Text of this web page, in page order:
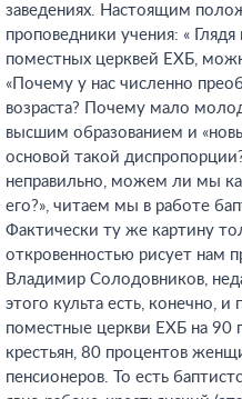
заведениях. Настоящим
проповедники учения: «
поместных церквей ЕХБ,
«Почему у нас численно
возраста? Почему мало
высшим образованием и
основой такой
неправильно, можем ли мы
его?», читаем мы в работе
Фактически ту же картину
откровенностью рисует нам
Владимир Солодовников,
этого культа есть, конечно, и
поместные церкви ЕХБ на 90
крестьян, 80 процентов
пенсионеров. То есть